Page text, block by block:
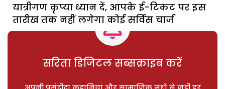
यात्रीगण कृप्या ध्यान दें, आपके ई-टिकट पर इस
तारीख तक नहीं लगेगा कोई सर्विस चार्ज
सरिता डिजिटल सब्सक्राइब करें